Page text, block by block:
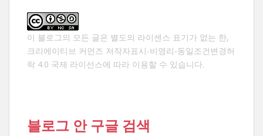
이 블로그의 모든 글은 별도의 라이센스 표기가 없는 한,
크리에이티브 커먼즈 저작자표시-비영리-동일조건변경허
락 4.0 국제 라이선스에 따라 이용할 수 있습니다.
블로그 안 구글 검색